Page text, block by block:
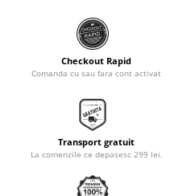
Checkout Rapid
Comanda cu sau fara cont activat
Transport gratuit
La comenzile ce depasesc 299 lei.